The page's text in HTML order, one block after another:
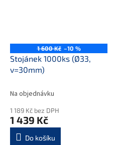
1 600 Kč –10 %
Stojánek 1000ks (Ø33,
v=30mm)
Na objednávku
1 189 Kč bez DPH
1 439 Kč
Do košíku